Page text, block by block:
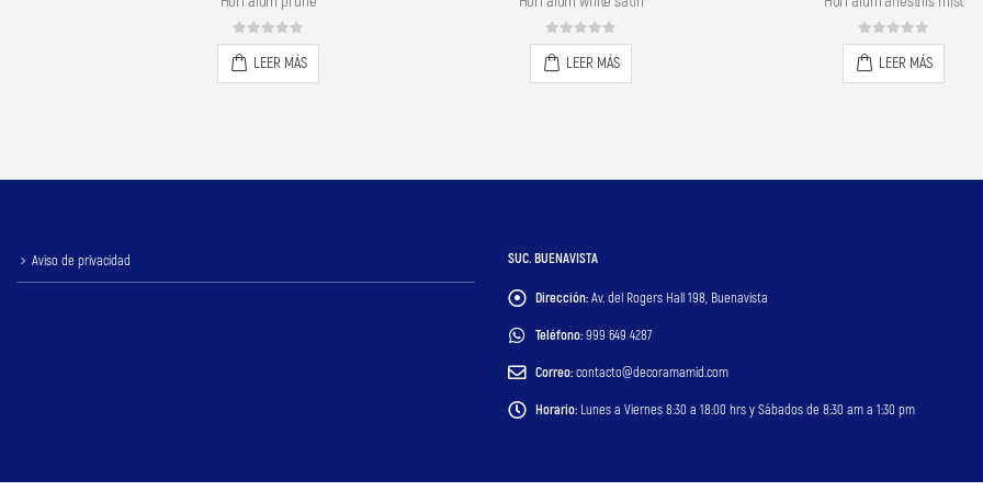
0out of 5
LEER MÁS
0out of 5
LEER MÁS
0out of 5
LEER MÁS
Aviso de privacidad SUC. BUENAVISTA
Dirección:Av. del Rogers Hall 198, Buenavista
Teléfono:999 649 4287
Correo:contacto@decoramamid.com
Horario: Lunes a Viernes 8:30 a 18:00 hrs y Sábados de 8:30 am a 1:30 pm